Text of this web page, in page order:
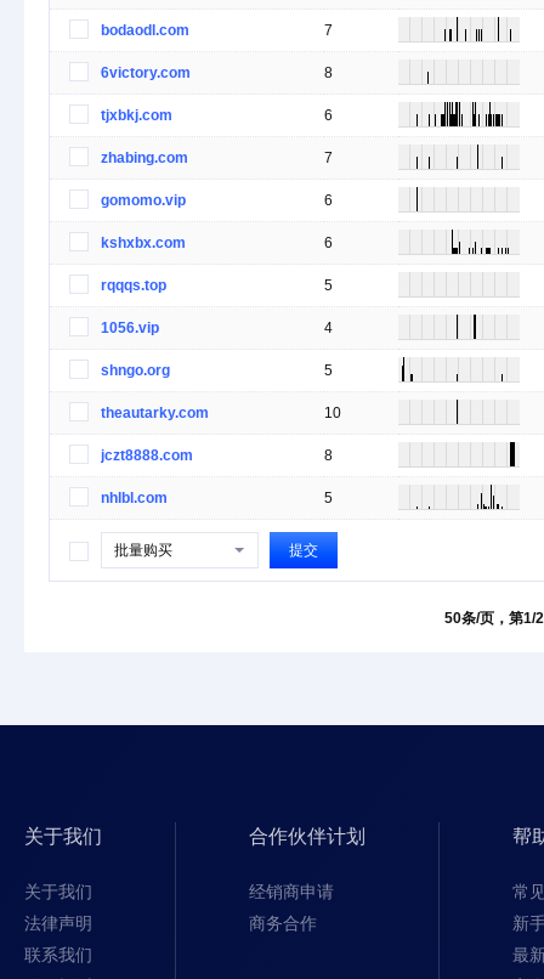
bodaodl.com 7
6victory.com 8
tjxbkj.com 6
zhabing.com 7
gomomo.vip 6
kshxbx.com 6
rqqqs.top 5
1056.vip 4
shngo.org 5
theautarky.com 10
jczt8888.com 8
nhlbl.com 5
批量购买 提交
50条/页，第1/
关于我们
关于我们
法律声明
联系我们
合作伙伴计划
经销商申请
商务合作
帮
常
新
最